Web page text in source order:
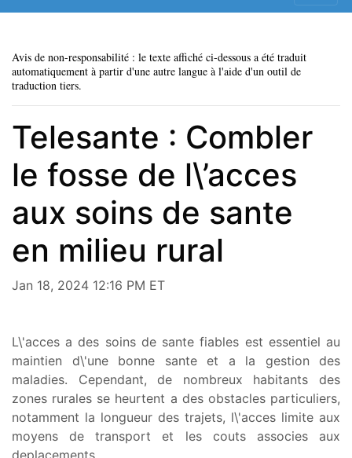
Avis de non-responsabilité : le texte affiché ci-dessous a été traduit
automatiquement à partir d'une autre langue à l'aide d'un outil de
traduction tiers.
Telesante : Combler
le fosse de l\’acces
aux soins de sante
en milieu rural
Jan 18, 2024 12:16 PM ET
L\'acces a des soins de sante fiables est essentiel au
maintien d\'une bonne sante et a la gestion des
maladies. Cependant, de nombreux habitants des
zones rurales se heurtent a des obstacles particuliers,
notamment la longueur des trajets, l\'acces limite aux
moyens de transport et les couts associes aux
deplacements.